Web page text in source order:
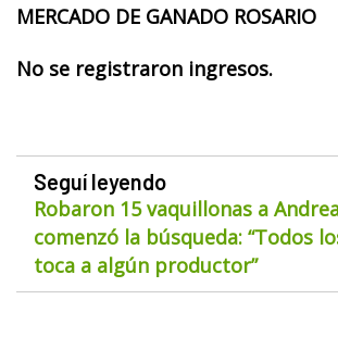
MERCADO DE GANADO ROSARIO
No se registraron ingresos.
Seguí leyendo
Robaron 15 vaquillonas a
comenzó la búsqueda: “Todos
toca a algún productor”